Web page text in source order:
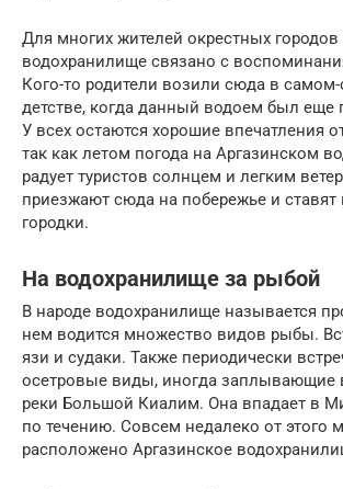
Для многих жителей окрестных городов
водохранилище связано с
Кого-то родители возили сюда в
детстве, когда данный водоем был еще
У всех остаются хорошие впечатления
так как летом погода на Аргазинском
радует туристов солнцем и легким
приезжают сюда на побережье и ставят
городки.
На водохранилище за рыбой
В народе водохранилище называется
нем водится множество видов рыбы.
язи и судаки. Также периодически
осетровые виды, иногда заплывающие
реки Большой Киалим. Она впадает в
по течению. Совсем недалеко от этого
расположено Аргазинское